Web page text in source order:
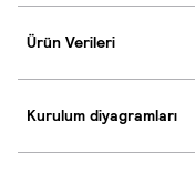
Ürün Verileri
Kurulum diyagramları